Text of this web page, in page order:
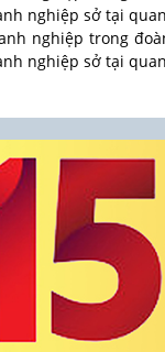
nghiệp sở tại
nghiệp trong
nghiệp sở tại